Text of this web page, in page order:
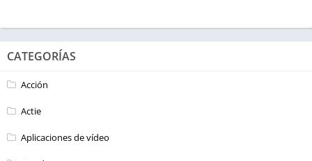
CATEGORÍAS
Acción
Actie
Aplicaciones de vídeo